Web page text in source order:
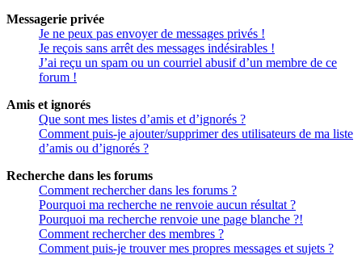
Messagerie privée
Je ne peux pas envoyer de messages privés !
Je reçois sans arrêt des messages indésirables !
J’ai reçu un spam ou un courriel abusif d’un membre de ce
forum !
Amis et ignorés
Que sont mes listes d’amis et d’ignorés ?
Comment puis-je ajouter/supprimer des utilisateurs de ma liste
d’amis ou d’ignorés ?
Recherche dans les forums
Comment rechercher dans les forums ?
Pourquoi ma recherche ne renvoie aucun résultat ?
Pourquoi ma recherche renvoie une page blanche ?!
Comment rechercher des membres ?
Comment puis-je trouver mes propres messages et sujets ?